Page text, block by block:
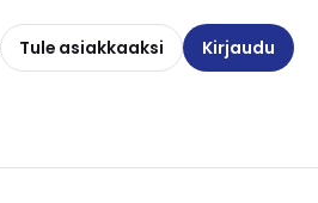
Tule asiakkaaksi Kirjaudu